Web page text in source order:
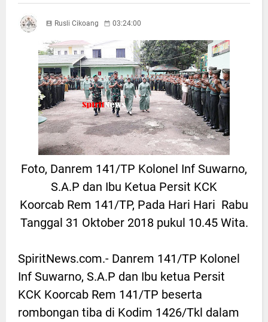
Rusli Cikoang 03:24:00
Foto, Danrem 141/TP Kolonel Inf Suwarno,
S.A.P dan Ibu Ketua Persit KCK
Koorcab Rem 141/TP, Pada Hari Hari Rabu
Tanggal 31 Oktober 2018 pukul 10.45 Wita.
SpiritNews.com.- Danrem 141/TP Kolonel
Inf Suwarno, S.A.P dan Ibu ketua Persit
KCK Koorcab Rem 141/TP beserta
rombongan tiba di Kodim 1426/Tkl dalam